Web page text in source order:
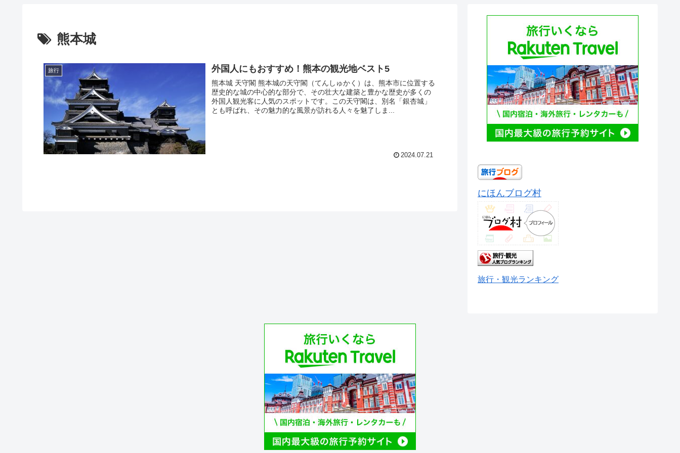
熊本城
旅行 外国人にもおすすめ！熊本の観光地ベスト5
熊本城 天守閣 熊本城の天守閣（てんしゅかく）は、熊本市に位置する
歴史的な城の中心的な部分で、その壮大な建築と豊かな歴史が多くの
外国人観光客に人気のスポットです。この天守閣は、別名「銀杏城」
とも呼ばれ、その魅力的な風景が訪れる人々を魅了しま...
2024.07.21
にほんブログ村
旅行・観光ランキング